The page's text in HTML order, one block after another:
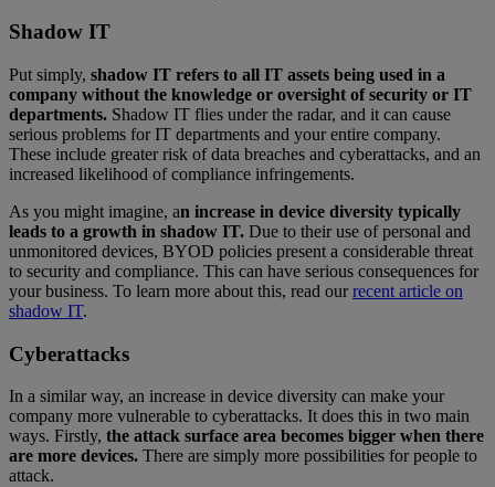
Shadow IT
Put simply, shadow IT refers to all IT assets being used in a
company without the knowledge or oversight of security or IT
departments. Shadow IT flies under the radar, and it can cause
serious problems for IT departments and your entire company.
These include greater risk of data breaches and cyberattacks, and an
increased likelihood of compliance infringements.
As you might imagine, an increase in device diversity typically
leads to a growth in shadow IT. Due to their use of personal and
unmonitored devices, BYOD policies present a considerable threat
to security and compliance. This can have serious consequences for
your business. To learn more about this, read ourrecent article on
shadow IT.
Cyberattacks
In a similar way, an increase in device diversity can make your
company more vulnerable to cyberattacks. It does this in two main
ways. Firstly, the attack surface area becomes bigger when there
are more devices. There are simply more possibilities for people to
attack.